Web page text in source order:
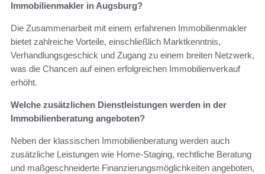
Immobilienmakler in Augsburg?
Die Zusammenarbeit mit einem erfahrenen Immobilienmakler
bietet zahlreiche Vorteile, einschließlich Marktkenntnis,
Verhandlungsgeschick und Zugang zu einem breiten Netzwerk,
was die Chancen auf einen erfolgreichen Immobilienverkauf
erhöht.
Welche zusätzlichen Dienstleistungen werden in der
Immobilienberatung angeboten?
Neben der klassischen Immobilienberatung werden auch
zusätzliche Leistungen wie Home-Staging, rechtliche Beratung
und maßgeschneiderte Finanzierungsmöglichkeiten angeboten,